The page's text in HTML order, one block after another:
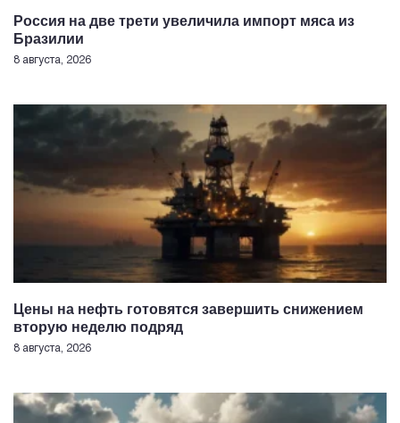
Россия на две трети увеличила импорт мяса из
Бразилии
8 августа, 2026
Цены на нефть готовятся завершить снижением
вторую неделю подряд
8 августа, 2026